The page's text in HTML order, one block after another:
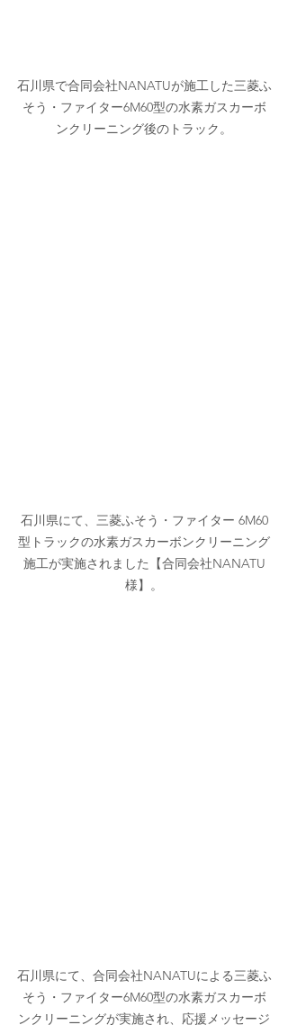
石川県で合同会社NANATUが施工した三菱ふ
そう・ファイター6M60型の水素ガスカーボ
ンクリーニング後のトラック。
石川県にて、三菱ふそう・ファイター 6M60
型トラックの水素ガスカーボンクリーニング
施工が実施されました【合同会社NANATU
様】。
石川県にて、合同会社NANATUによる三菱ふ
そう・ファイター6M60型の水素ガスカーボ
ンクリーニングが実施され、応援メッセージ